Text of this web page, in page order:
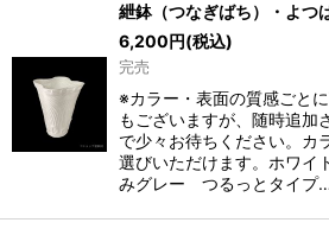
紲鉢（つなぎばち）・よつ
6,200円(税込)
完売
※カラー・表面の質感ごと
もございますが、随時追加
で少々お待ちください。カ
選びいただけます。ホワ
みグレー つるっとタイプ